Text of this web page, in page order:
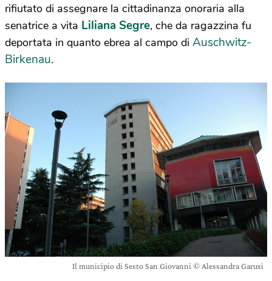
rifiutato di assegnare la cittadinanza onoraria alla
senatrice a vita Liliana Segre, che da ragazzina fu
deportata in quanto ebrea al campo di Auschwitz-
Birkenau.
Il municipio di Sesto San Giovanni © Alessandra Garusi